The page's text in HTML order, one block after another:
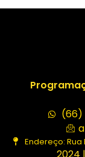
(66)
Endereço:
2024